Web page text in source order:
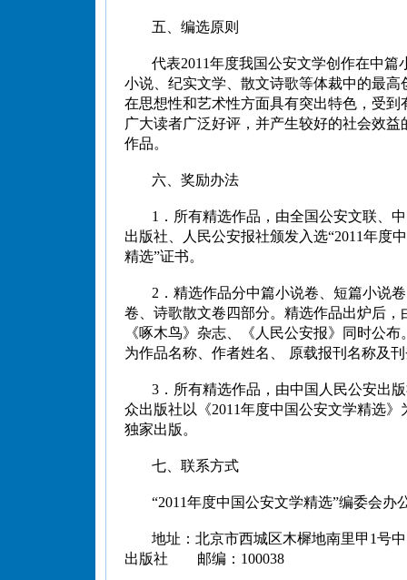
五、编选原则
代表2011年度我国公安文学创作在中篇
小说、纪实文学、散文诗歌等体裁中的最高
在思想性和艺术性方面具有突出特色，受到
广大读者广泛好评，并产生较好的社会效益
作品。
六、奖励办法
1．所有精选作品，由全国公安文联、
出版社、人民公安报社颁发入选“2011年度
精选”证书。
2．精选作品分中篇小说卷、短篇小说
卷、诗歌散文卷四部分。精选作品出炉后，
《啄木鸟》杂志、《人民公安报》同时公布
为作品名称、作者姓名、 原载报刊名称及
3．所有精选作品，由中国人民公安出
众出版社以《2011年度中国公安文学精选》
独家出版。
七、联系方式
“2011年度中国公安文学精选”编委会办
地址：北京市西城区木樨地南里甲1号
出版社 邮编：100038